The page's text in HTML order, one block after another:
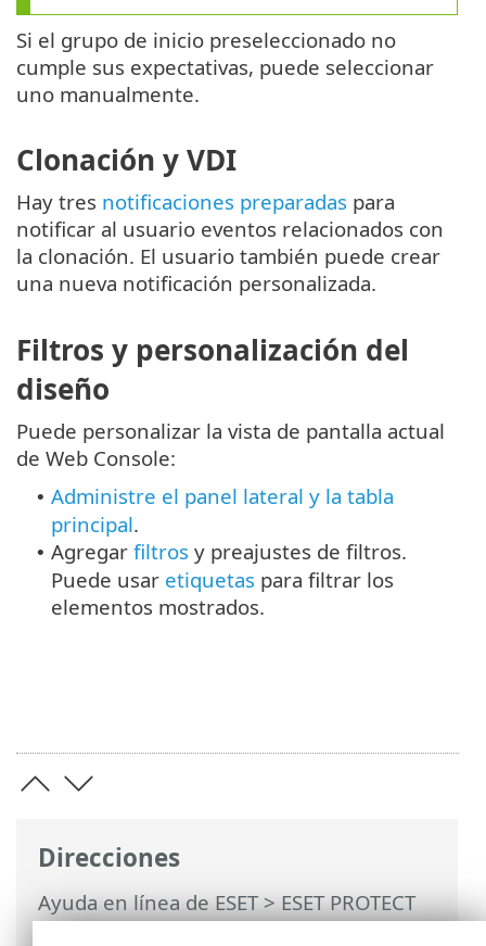
Direcciones
Ayuda en línea de ESET>ESET PROTECT
On-Prem>Utilización de ESET PROTECT
Si el grupo de inicio preseleccionado no
cumple sus expectativas, puede seleccionar
uno manualmente.
Clonación y VDI
Hay tres notificaciones preparadas para
notificar al usuario eventos relacionados con
la clonación. El usuario también puede crear
una nueva notificación personalizada.
Filtros y personalización del
diseño
Puede personalizar la vista de pantalla actual
de Web Console:
• Administre el panel lateral y la tabla
principal.
• Agregar filtros y preajustes de filtros.
Puede usar etiquetas para filtrar los
elementos mostrados.